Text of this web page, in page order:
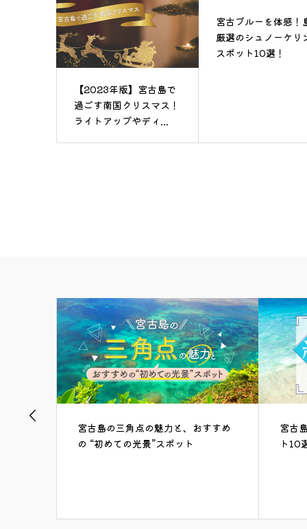
【2023年版】宮古島で
過ごす南国クリスマス！
ライトアップやディ...
宮古ブルーを体感！
厳選のシュノーケリ
スポット10選！
宮古島の絶対に外せない絶景スポッ
ト10選